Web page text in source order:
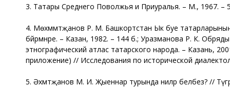
3. Татары Среднего Поволжья и Приуралья. – М., 1967. –
4. Мөхәммәтҗанов Р. М. Башкортстан Ык буе
бәйрәмнәре. – Казан, 1982. – 144 б.; Уразманова Р. К.
этнографический атлас татарского народа. – Казань,
приложение) // Исследования по исторической
5. Әхмәтҗанов М. И. Җыеннар турында ниләр беләбез? //